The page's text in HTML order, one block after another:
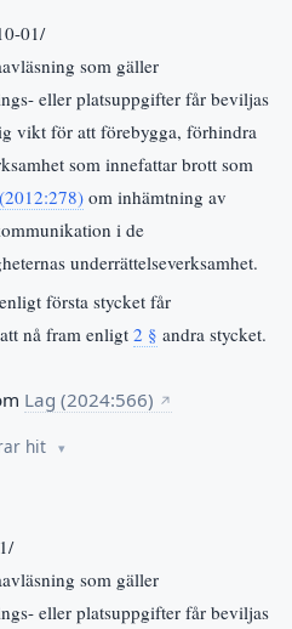
01/
som gäller
eller platsuppgifter får beviljas
vikt för att förebygga, förhindra
som innefattar brott som
om inhämtning av
i de
underrättelseverksamhet.
första stycket får
nå fram enligt 2 § andra stycket.
Lag (2024:566) ↗
hit
som gäller
eller platsuppgifter får beviljas